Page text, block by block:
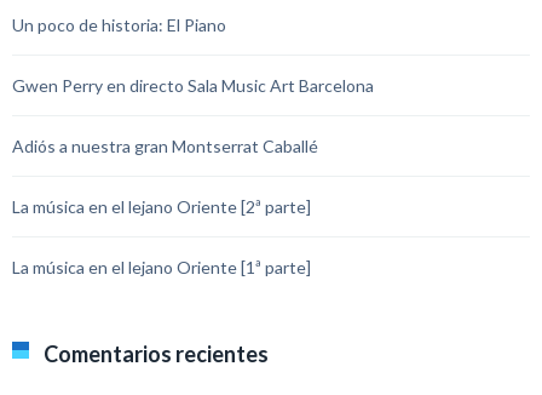
Un poco de historia: El Piano
Gwen Perry en directo Sala Music Art Barcelona
Adiós a nuestra gran Montserrat Caballé
La música en el lejano Oriente [2ª parte]
La música en el lejano Oriente [1ª parte]
Comentarios recientes